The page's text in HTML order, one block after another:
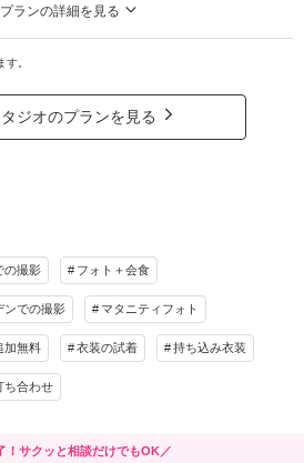
新婦衣装2着
ヘアメイク 小物一式
ッチ、新郎ヘアメイク、アテンド、お持ち込み
使用料、屋外撮影料、小物撮影料、シューズ、イ
ドはグレードアップ等追加料金なし
ランの詳細を見る
オでの貸切り撮影。大切な1日だからこそ心地
ませんか♪
カウンセリングにてご紹介しておりますので
新婦衣装2着
ヘアメイク 小物一式
データ 60カット 台紙付写真
家族用衣装レンタル
。
ジオのプランを見る
の撮影 フォト＋会食
ンでの撮影 マタニティフォト
加無料 衣装の試着 持ち込み衣装
ち合わせ
！サクッと相談だけでもOK／